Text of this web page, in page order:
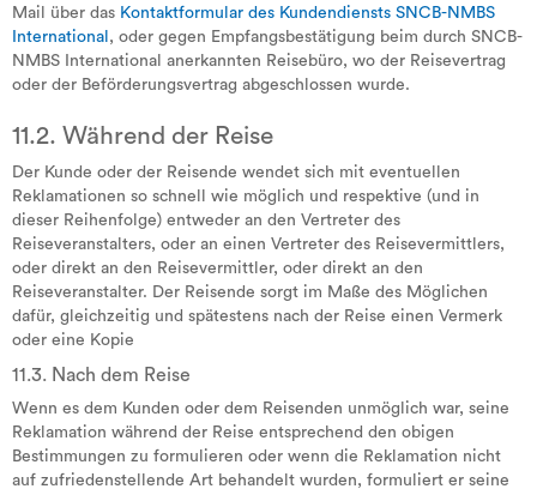
Mail über das Kontaktformular des Kundendiensts SNCB-NMBS
International , oder gegen Empfangsbestätigung beim durch SNCB-
NMBS International anerkannten Reisebüro, wo der Reisevertrag
oder der Beförderungsvertrag abgeschlossen wurde.
11.2. Während der Reise
Der Kunde oder der Reisende wendet sich mit eventuellen
Reklamationen so schnell wie möglich und respektive (und in
dieser Reihenfolge) entweder an den Vertreter des
Reiseveranstalters, oder an einen Vertreter des Reisevermittlers,
oder direkt an den Reisevermittler, oder direkt an den
Reiseveranstalter. Der Reisende sorgt im Maße des Möglichen
dafür, gleichzeitig und spätestens nach der Reise einen Vermerk
oder eine Kopie
11.3. Nach dem Reise
Wenn es dem Kunden oder dem Reisenden unmöglich war, seine
Reklamation während der Reise entsprechend den obigen
Bestimmungen zu formulieren oder wenn die Reklamation nicht
auf zufriedenstellende Art behandelt wurden, formuliert er seine